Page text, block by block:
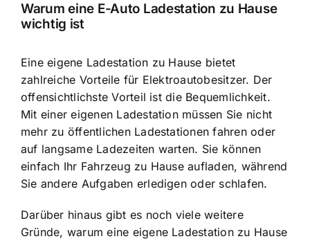
Warum eine E-Auto Ladestation zu Hause
wichtig ist
Eine eigene Ladestation zu Hause bietet
zahlreiche Vorteile für Elektroautobesitzer. Der
offensichtlichste Vorteil ist die Bequemlichkeit.
Mit einer eigenen Ladestation müssen Sie nicht
mehr zu öffentlichen Ladestationen fahren oder
auf langsame Ladezeiten warten. Sie können
einfach Ihr Fahrzeug zu Hause aufladen, während
Sie andere Aufgaben erledigen oder schlafen.
Darüber hinaus gibt es noch viele weitere
Gründe, warum eine eigene Ladestation zu Hause